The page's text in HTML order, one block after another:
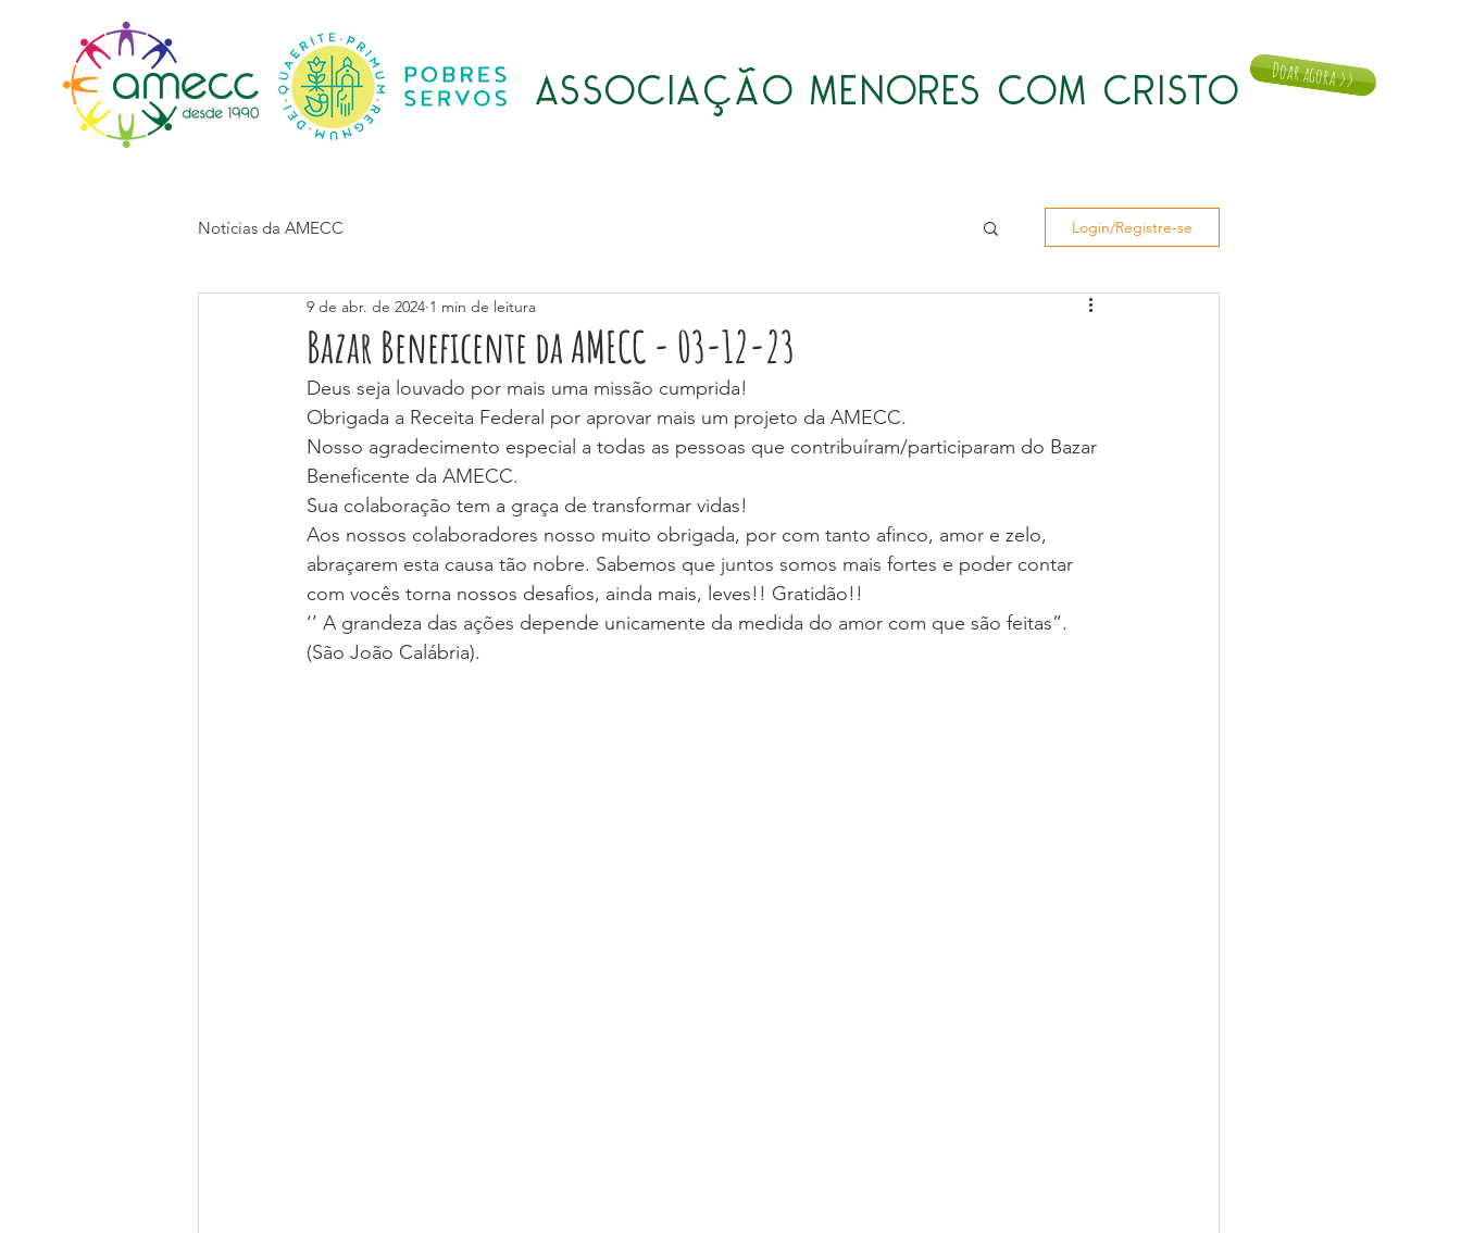
ASSOCIAÇÃO MENORES COM CRISTO Doar agora >>
Notícias da AMECC Login/Registre-se
Bazar Beneficente da AMECC - 03-12-23
9 de abr. de 2024 1 min de leitura
Deus seja louvado por mais uma missão cumprida!
Obrigada a Receita Federal por aprovar mais um projeto da AMECC.
Nosso agradecimento especial a todas as pessoas que contribuíram/participaram do Bazar
Beneficente da AMECC.
Sua colaboração tem a graça de transformar vidas!
Aos nossos colaboradores nosso muito obrigada, por com tanto afinco, amor e zelo,
abraçarem esta causa tão nobre. Sabemos que juntos somos mais fortes e poder contar
com vocês torna nossos desafios, ainda mais, leves!! Gratidão!!
‘’ A grandeza das ações depende unicamente da medida do amor com que são feitas”.
(São João Calábria).